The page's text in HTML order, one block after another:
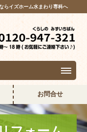
らイズホーム水まわり専科へ
お問合せ